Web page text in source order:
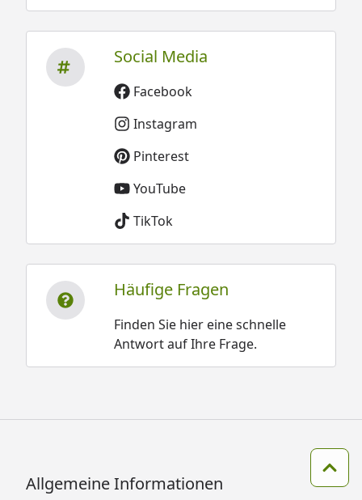
Social Media
Facebook
Instagram
Pinterest
YouTube
TikTok
Häufige Fragen
Finden Sie hier eine schnelle
Antwort auf Ihre Frage.
Allgemeine Informationen